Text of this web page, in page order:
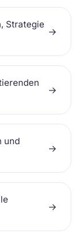
Strategie
→
→
und
→
→